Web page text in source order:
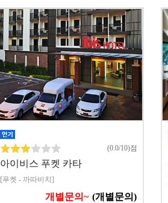
(0.0/10)점
아이비스 푸켓 카타
[푸켓 - 까따비치]
개별문의~ (개별문의)